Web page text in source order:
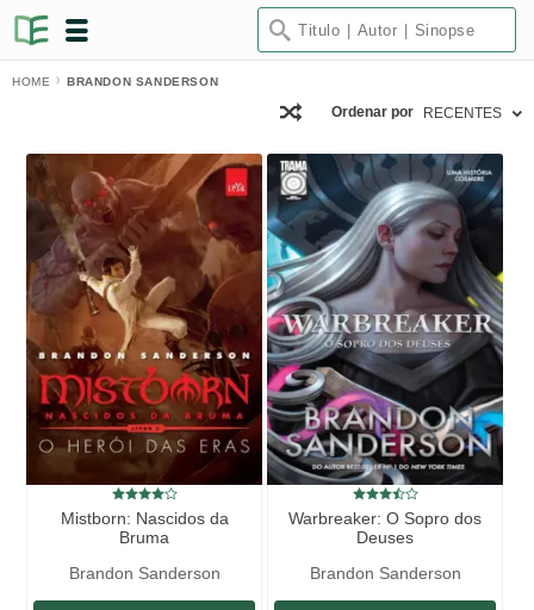
HOME BRANDON SANDERSON
Ordenar por RECENTES
Mistborn: Nascidos da
Bruma
Brandon Sanderson
Warbreaker: O Sopro dos
Deuses
Brandon Sanderson